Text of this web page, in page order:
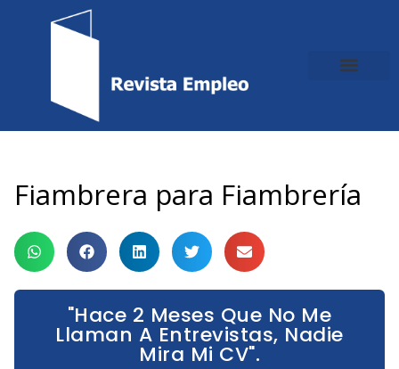
Fiambrera para Fiambrería
"Hace 2 Meses Que No Me
Llaman A Entrevistas, Nadie
Mira Mi CV".